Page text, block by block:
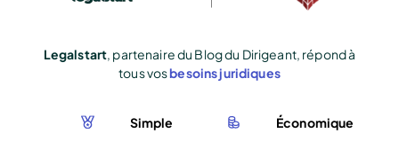
Legalstart, partenaire du Blog du Dirigeant, répond à
tous vosbesoins juridiques
Simple Économique